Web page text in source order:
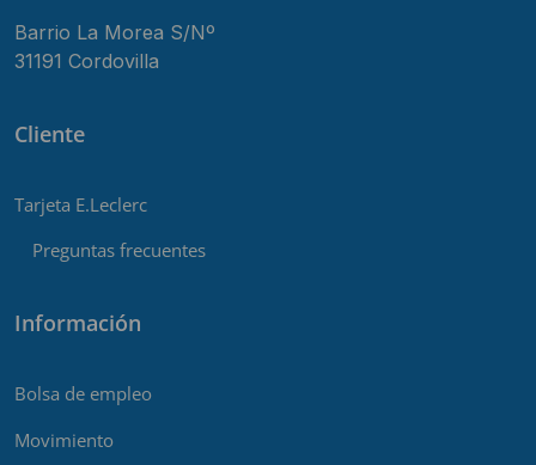
Barrio La Morea S/Nº
31191 Cordovilla
Cliente
Tarjeta E.Leclerc
Preguntas frecuentes
Información
Bolsa de empleo
Movimiento